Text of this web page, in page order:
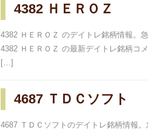
4382 ＨＥＲＯＺ
4382 ＨＥＲＯＺ のデイトレ銘柄情報。
4382 ＨＥＲＯＺ の最新デイトレ銘柄コ
[…]
4687 ＴＤＣソフト
4687 ＴＤＣソフトのデイトレ銘柄情報